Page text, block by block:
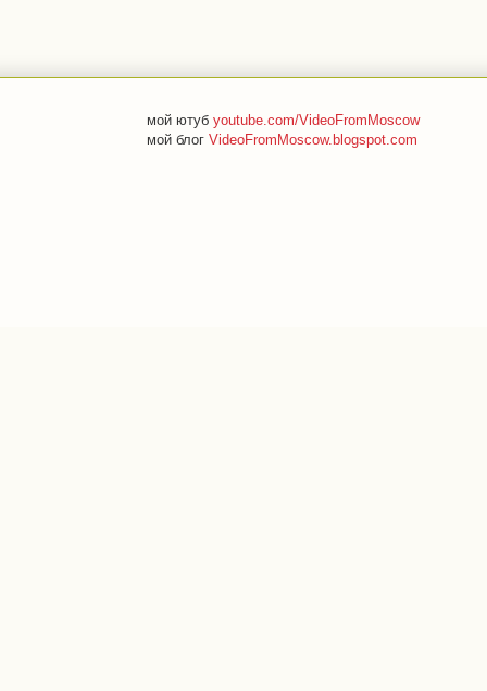
мой ютуб youtube.com/VideoFromMoscow
мой блог VideoFromMoscow.blogspot.com